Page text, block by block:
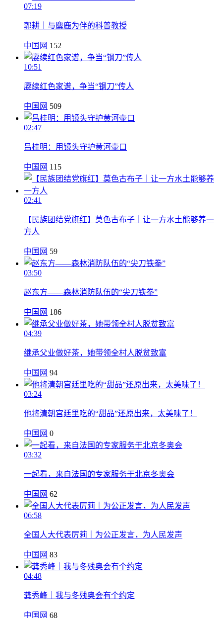
07:19
郭耕｜与麋鹿为伴的科普教授
中国网 152
10:51
赓续红色家谱，争当“钢刀”传人
中国网 509
02:47
吕桂明：用镜头守护黄河壶口
中国网 115
02:41
【民族团结党旗红】莫色古布子｜让一方水土能够养一
方人
中国网 59
03:50
赵东方——森林消防队伍的“尖刀铁拳”
中国网 186
04:39
继承父业做好茶，她带领全村人脱贫致富
中国网 94
03:24
他将清朝宫廷里吃的“甜品”还原出来，太美味了！
中国网 0
03:32
一起看，来自法国的专家服务于北京冬奥会
中国网 62
06:58
全国人大代表厉莉｜为公正发言，为人民发声
中国网 83
04:48
龚秀峰｜我与冬残奥会有个约定
中国网 68